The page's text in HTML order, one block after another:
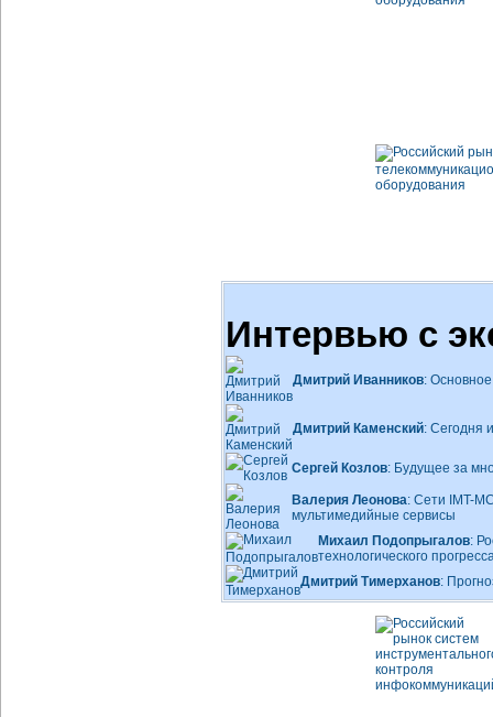
Интервью с
Дмитрий Иванников:
Дмитрий Каменский: Сегодня
Сергей Козлов: Будущее за
Валерия Леонова: Сети
IMT-
мультимедийные сервисы
Михаил Подопрыгалов:
технологического
Дмитрий Тимерханов: